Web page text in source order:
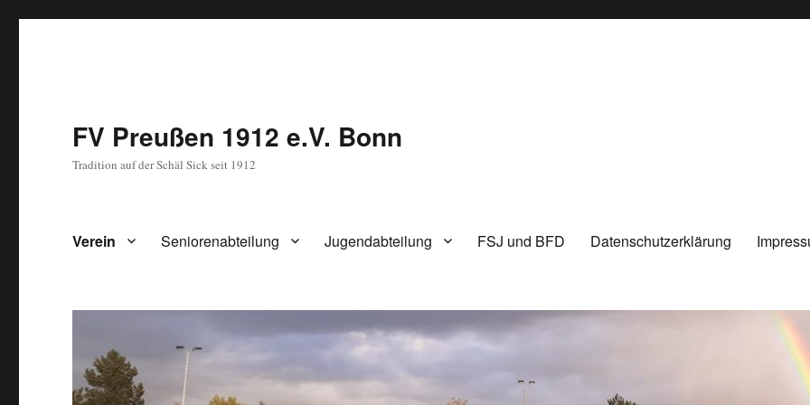
FV Preußen 1912 e.V. Bonn
Tradition auf der Schäl Sick seit 1912
Verein Seniorenabteilung Jugendabteilung FSJ und BFD Datenschutzerklärung